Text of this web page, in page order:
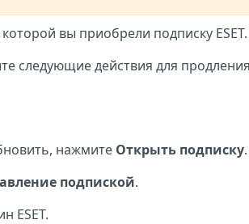
вы приобрели подписку ESET.
следующие действия для
нажмите Открыть подписку.
подпиской.
ESET.